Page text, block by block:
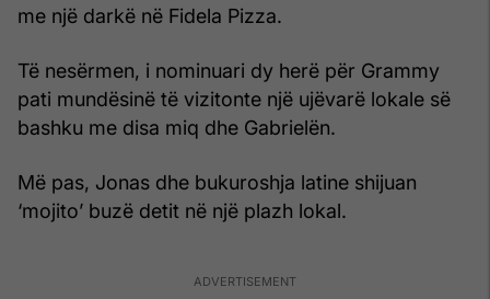
me një darkë në Fidela Pizza.
Të nesërmen, i nominuari dy herë për Grammy
pati mundësinë të vizitonte një ujëvarë lokale së
bashku me disa miq dhe Gabrielën.
Më pas, Jonas dhe bukuroshja latine shijuan
‘mojito’ buzë detit në një plazh lokal.